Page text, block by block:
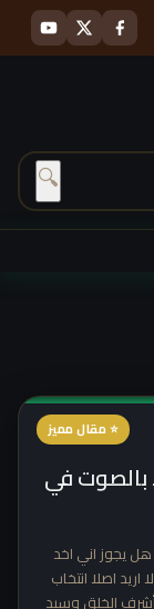
🔍
بالصوت في
السلام عليكم ورحمة الله وبركاته حياكم الله شيخنا هل يجوز اني اخد
اصلا انتخاب
أشرف الخلق وسيد
⭐ مقال مميز